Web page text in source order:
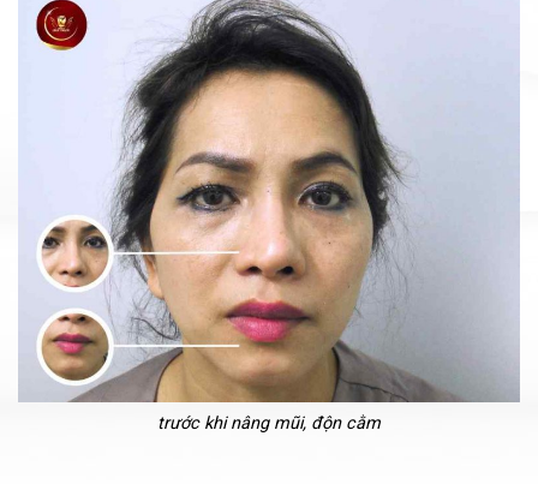
trước khi nâng mũi, độn cằm